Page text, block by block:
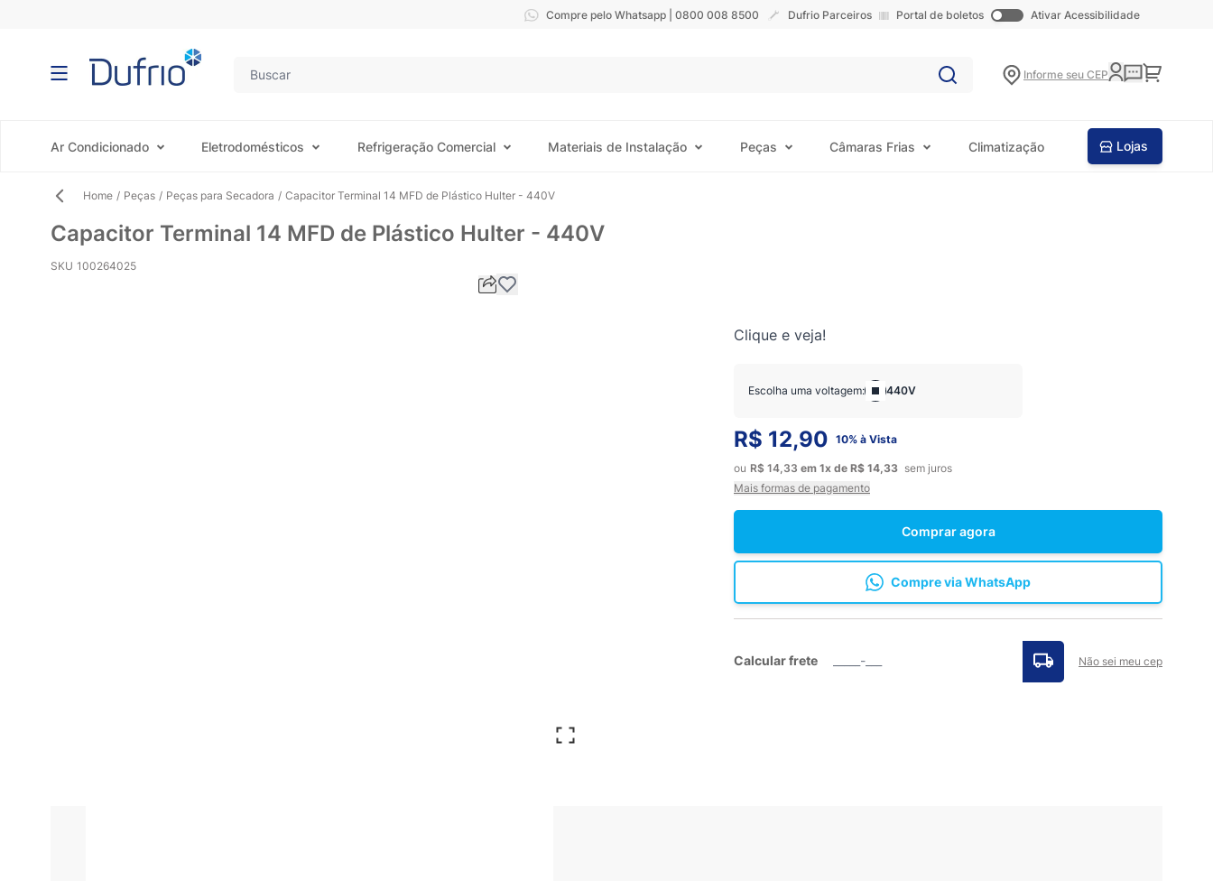
Compre pelo Whatsapp | 0800 008 8500 Dufrio Parceiros Portal de boletos Ativar Acessibilidade
Informe seu CEP Carrinho
Ar Condicionado Eletrodomésticos Refrigeração Comercial Materiais de Instalação Peças Câmaras Frias Climatização Lojas
Home / Peças / Peças para Secadora / Capacitor Terminal 14 MFD de Plástico Hulter - 440V
Capacitor Terminal 14 MFD de Plástico Hulter - 440V
SKU 100264025
Clique e veja!
Comprar agora
Escolha uma voltagem: 440V
R$ 12,90 10% à Vista
ou R$ 14,33 em 1x de R$ 14,33 sem juros
Mais formas de pagamento
Compre via WhatsApp
Calcular frete Não sei meu cep